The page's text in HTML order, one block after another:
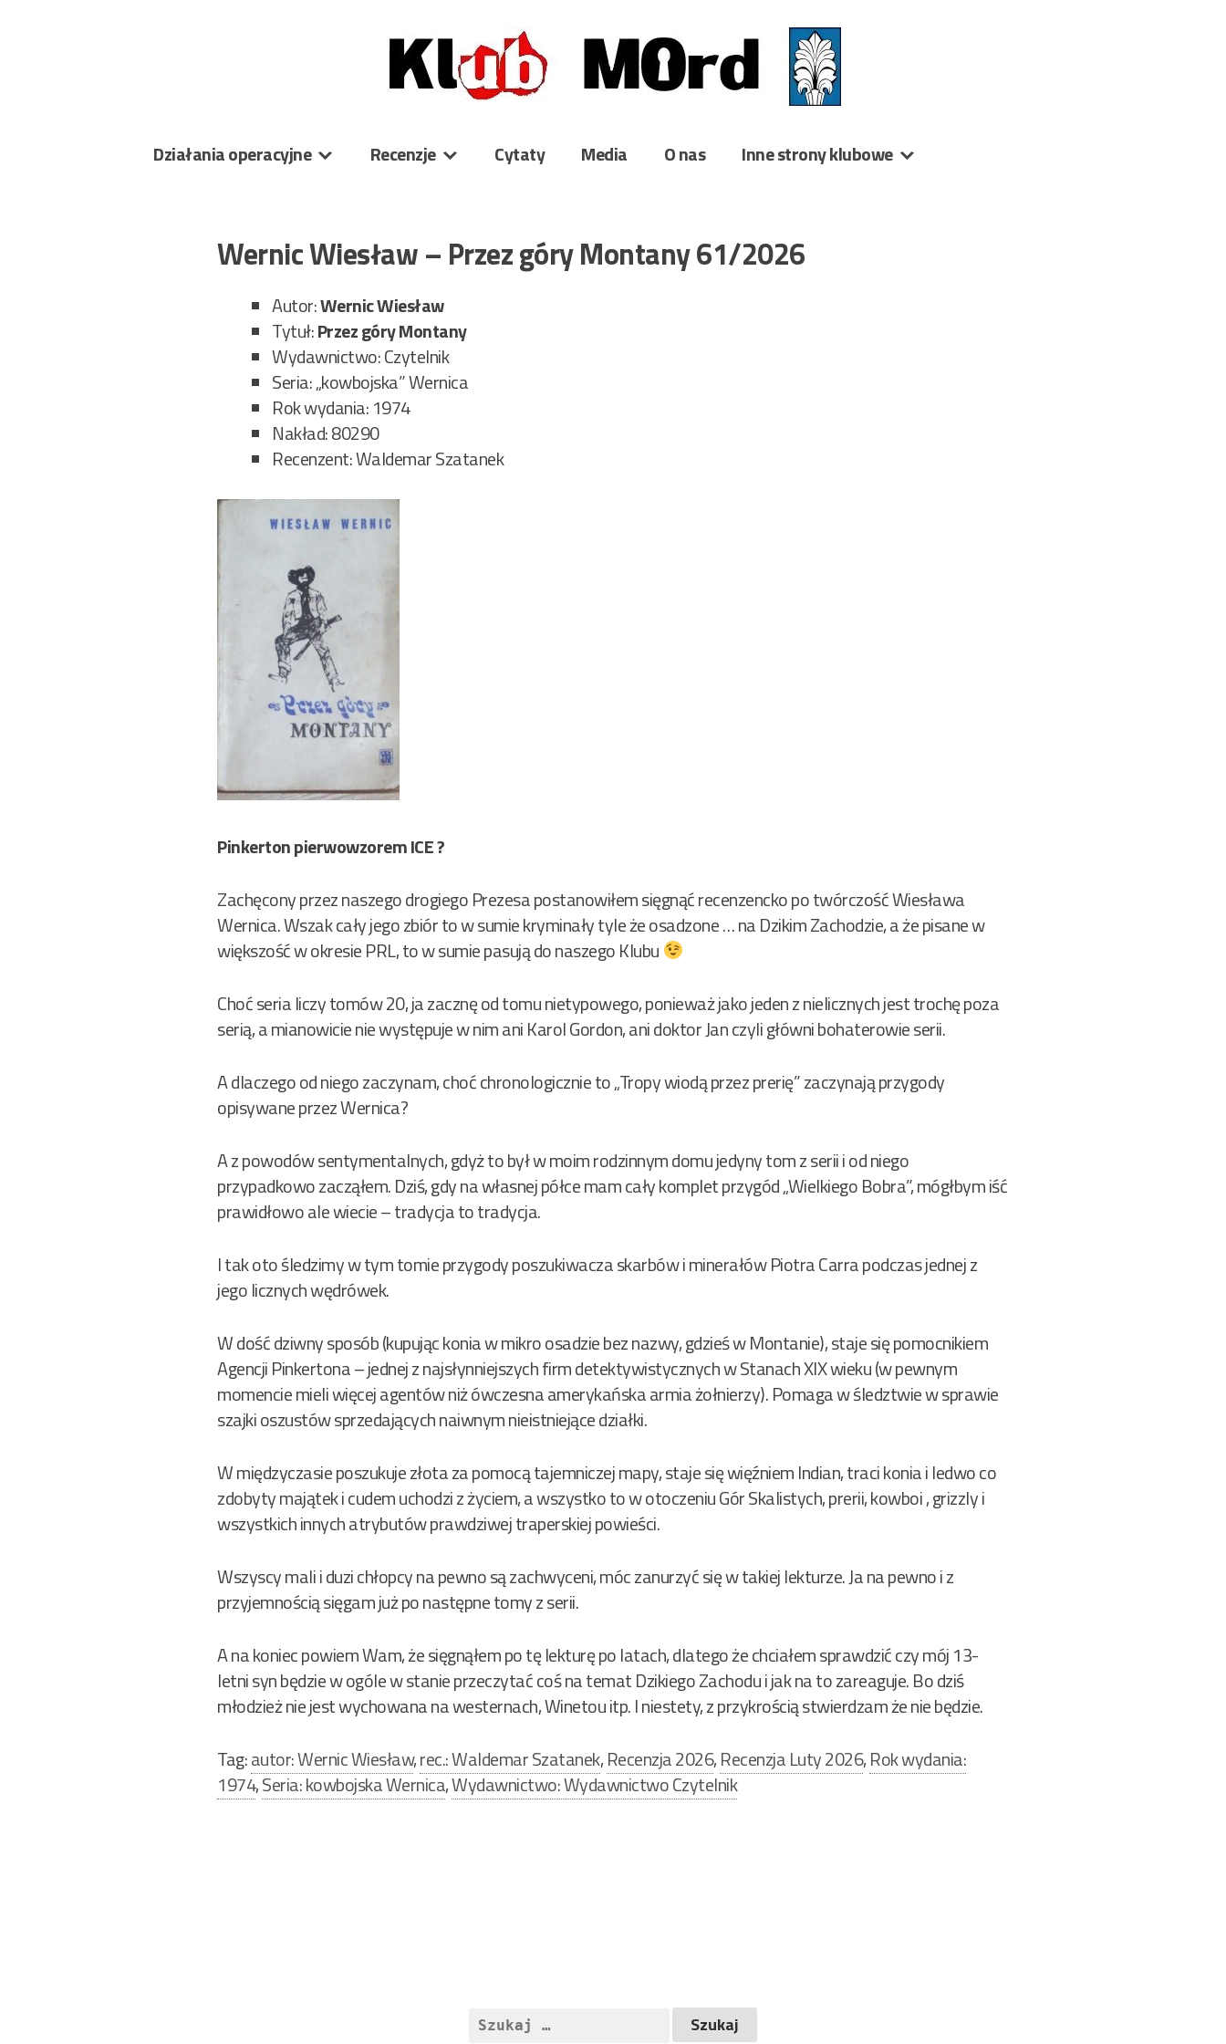
Działania operacyjne Recenzje Cytaty Media O nas Inne strony klubowe
Wernic Wiesław – Przez góry Montany 61/2026
Autor:Wernic Wiesław
Tytuł:Przez góry Montany
Wydawnictwo: Czytelnik
Seria: „kowbojska” Wernica
Rok wydania: 1974
Nakład: 80290
Recenzent: Waldemar Szatanek
Pinkerton pierwowzorem ICE ?
Zachęcony przez naszego drogiego Prezesa postanowiłem sięgnąć recenzencko po twórczość Wiesława
Wernica. Wszak cały jego zbiór to w sumie kryminały tyle że osadzone … na Dzikim Zachodzie, a że pisane w
większość w okresie PRL, to w sumie pasują do naszego Klubu
Choć seria liczy tomów 20, ja zacznę od tomu nietypowego, ponieważ jako jeden z nielicznych jest trochę poza
serią, a mianowicie nie występuje w nim ani Karol Gordon, ani doktor Jan czyli główni bohaterowie serii.
A dlaczego od niego zaczynam, choć chronologicznie to „Tropy wiodą przez prerię” zaczynają przygody
opisywane przez Wernica?
A z powodów sentymentalnych, gdyż to był w moim rodzinnym domu jedyny tom z serii i od niego
przypadkowo zacząłem. Dziś, gdy na własnej półce mam cały komplet przygód „Wielkiego Bobra”, mógłbym iść
prawidłowo ale wiecie – tradycja to tradycja.
I tak oto śledzimy w tym tomie przygody poszukiwacza skarbów i minerałów Piotra Carra podczas jednej z
jego licznych wędrówek.
W dość dziwny sposób (kupując konia w mikro osadzie bez nazwy, gdzieś w Montanie), staje się pomocnikiem
Agencji Pinkertona – jednej z najsłynniejszych firm detektywistycznych w Stanach XIX wieku (w pewnym
momencie mieli więcej agentów niż ówczesna amerykańska armia żołnierzy). Pomaga w śledztwie w sprawie
szajki oszustów sprzedających naiwnym nieistniejące działki.
W międzyczasie poszukuje złota za pomocą tajemniczej mapy, staje się więźniem Indian, traci konia i ledwo co
zdobyty majątek i cudem uchodzi z życiem, a wszystko to w otoczeniu Gór Skalistych, prerii, kowboi , grizzly i
wszystkich innych atrybutów prawdziwej traperskiej powieści.
Wszyscy mali i duzi chłopcy na pewno są zachwyceni, móc zanurzyć się w takiej lekturze. Ja na pewno i z
przyjemnością sięgam już po następne tomy z serii.
A na koniec powiem Wam, że sięgnąłem po tę lekturę po latach, dlatego że chciałem sprawdzić czy mój 13-
letni syn będzie w ogóle w stanie przeczytać coś na temat Dzikiego Zachodu i jak na to zareaguje. Bo dziś
młodzież nie jest wychowana na westernach, Winetou itp. I niestety, z przykrością stwierdzam że nie będzie.
Tag:autor: Wernic Wiesław,rec.: Waldemar Szatanek,Recenzja 2026,Recenzja Luty 2026,Rok wydania:
1974,Seria: kowbojska Wernica,Wydawnictwo: Wydawnictwo Czytelnik
Szukaj: